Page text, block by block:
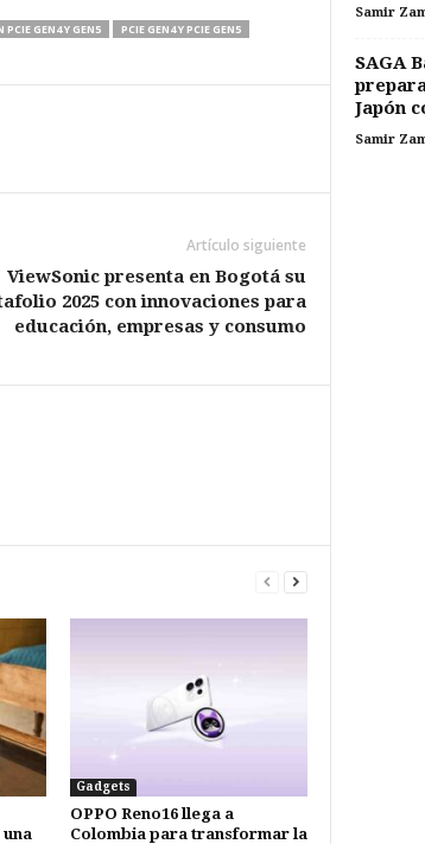
GEN4 Y GEN5
PCIE GEN4 Y PCIE GEN5
Artículo siguiente
ViewSonic presenta en Bogotá su
2025 con innovaciones para
educación, empresas y consumo
Gadgets
OPPO Reno16 llega a
Colombia para transformar la
Samir
SAGA
Japón
Samir